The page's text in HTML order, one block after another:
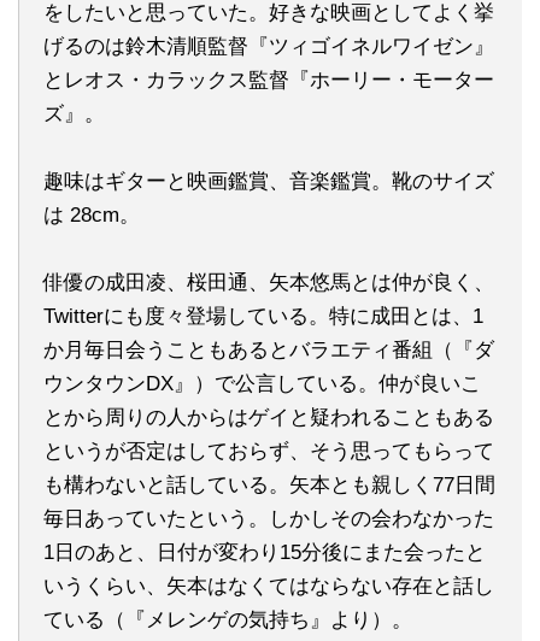
をしたいと思っていた。好きな映画としてよく挙
げるのは鈴木清順監督『ツィゴイネルワイゼン』
とレオス・カラックス監督『ホーリー・モーター
ズ』。
趣味はギターと映画鑑賞、音楽鑑賞。靴のサイズ
は 28cm。
俳優の成田凌、桜田通、矢本悠馬とは仲が良く、
Twitterにも度々登場している。特に成田とは、1
か月毎日会うこともあるとバラエティ番組（『ダ
ウンタウンDX』）で公言している。仲が良いこ
とから周りの人からはゲイと疑われることもある
というが否定はしておらず、そう思ってもらって
も構わないと話している。矢本とも親しく77日間
毎日あっていたという。しかしその会わなかった
1日のあと、日付が変わり15分後にまた会ったと
いうくらい、矢本はなくてはならない存在と話し
ている（『メレンゲの気持ち』より）。